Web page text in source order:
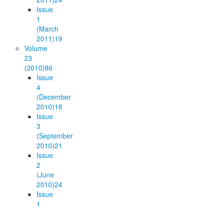
Issue
1
(March
2011)19
Volume
23
(2010)86
Issue
4
(December
2010)18
Issue
3
(September
2010)21
Issue
2
(June
2010)24
Issue
1